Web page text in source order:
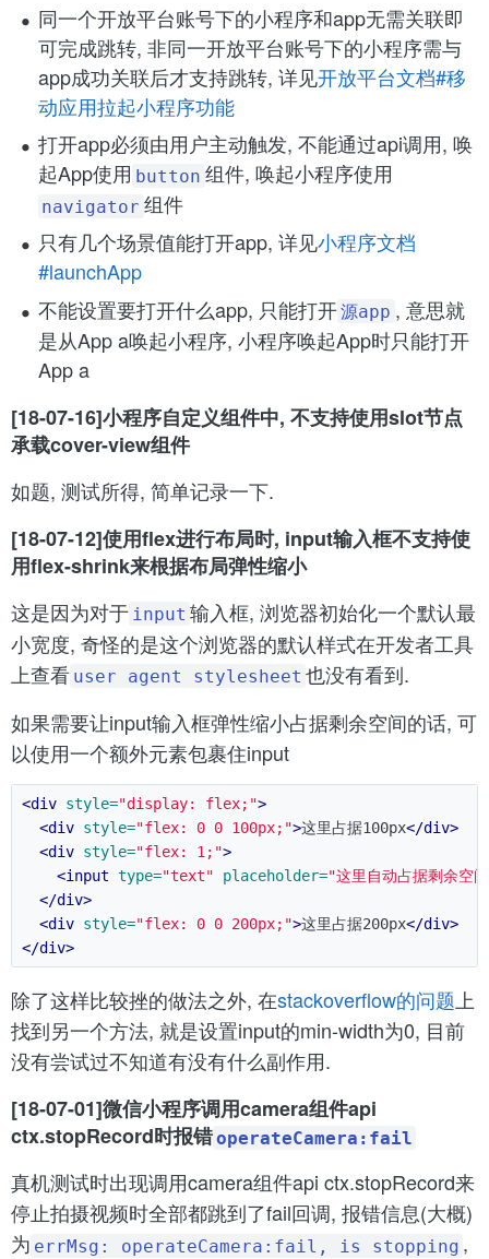
同一个开放平台账号下的小程序和app无需关联即
可完成跳转, 非同一开放平台账号下的小程序需与
app成功关联后才支持跳转, 详见开放平台文档#移
动应用拉起小程序功能
打开app必须由用户主动触发, 不能通过api调用, 唤
起App使用 button 组件, 唤起小程序使用
navigator 组件
只有几个场景值能打开app, 详见小程序文档
#launchApp
不能设置要打开什么app, 只能打开源app , 意思就
是从App a唤起小程序, 小程序唤起App时只能打开
App a
[18-07-16]小程序自定义组件中, 不支持使用slot节点
承载cover-view组件
如题, 测试所得, 简单记录一下.
[18-07-12]使用flex进行布局时, input输入框不支持使
用flex-shrink来根据布局弹性缩小
这是因为对于 input 输入框, 浏览器初始化一个默认最
小宽度, 奇怪的是这个浏览器的默认样式在开发者工具
上查看 user agent stylesheet 也没有看到.
如果需要让input输入框弹性缩小占据剩余空间的话, 可
以使用一个额外元素包裹住input
<div style="display: flex;">
<div style="flex: 0 0 100px;">这里占据100px</div>
<div style="flex: 1;">
<input type="text" placeholder="这里自动占据剩余空
</div>
<div style="flex: 0 0 200px;">这里占据200px</div>
</div>
除了这样比较挫的做法之外, 在stackoverflow的问题 上
找到另一个方法, 就是设置input的min-width为0, 目前
没有尝试过不知道有没有什么副作用.
[18-07-01]微信小程序调用camera组件api
ctx.stopRecord时报错operateCamera:fail
真机测试时出现调用camera组件api ctx.stopRecord来
停止拍摄视频时全部都跳到了fail回调, 报错信息(大概)
为 errMsg: operateCamera:fail, is stopping ,